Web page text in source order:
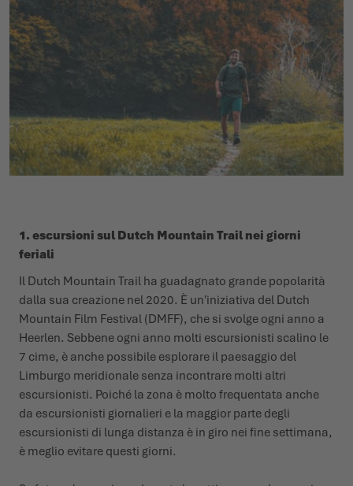
1. escursioni sul Dutch Mountain Trail nei giorni
feriali
Il Dutch Mountain Trail ha guadagnato grande popolarità
dalla sua creazione nel 2020. È un'iniziativa del Dutch
Mountain Film Festival (DMFF), che si svolge ogni anno a
Heerlen. Sebbene ogni anno molti escursionisti scalino le
7 cime, è anche possibile esplorare il paesaggio del
Limburgo meridionale senza incontrare molti altri
escursionisti. Poiché la zona è molto frequentata anche
da escursionisti giornalieri e la maggior parte degli
escursionisti di lunga distanza è in giro nei fine settimana,
è meglio evitare questi giorni.